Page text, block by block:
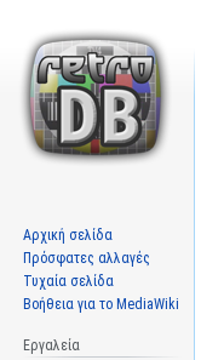
Αρχική σελίδα
Πρόσφατες αλλαγές
Τυχαία σελίδα
Βοήθεια για το MediaWiki
Εργαλεία